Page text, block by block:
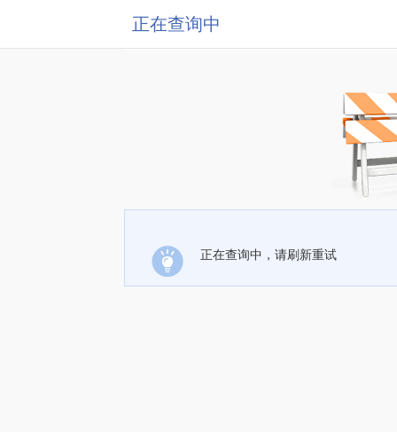
正在查询中
正在查询中，请刷新重试